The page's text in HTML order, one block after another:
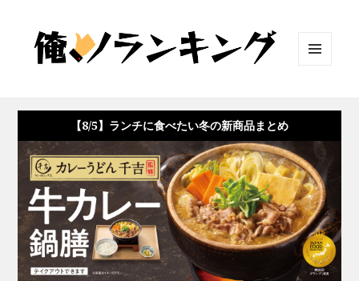
ット
【8/5】ランチに食べたい冬の新商品まとめ